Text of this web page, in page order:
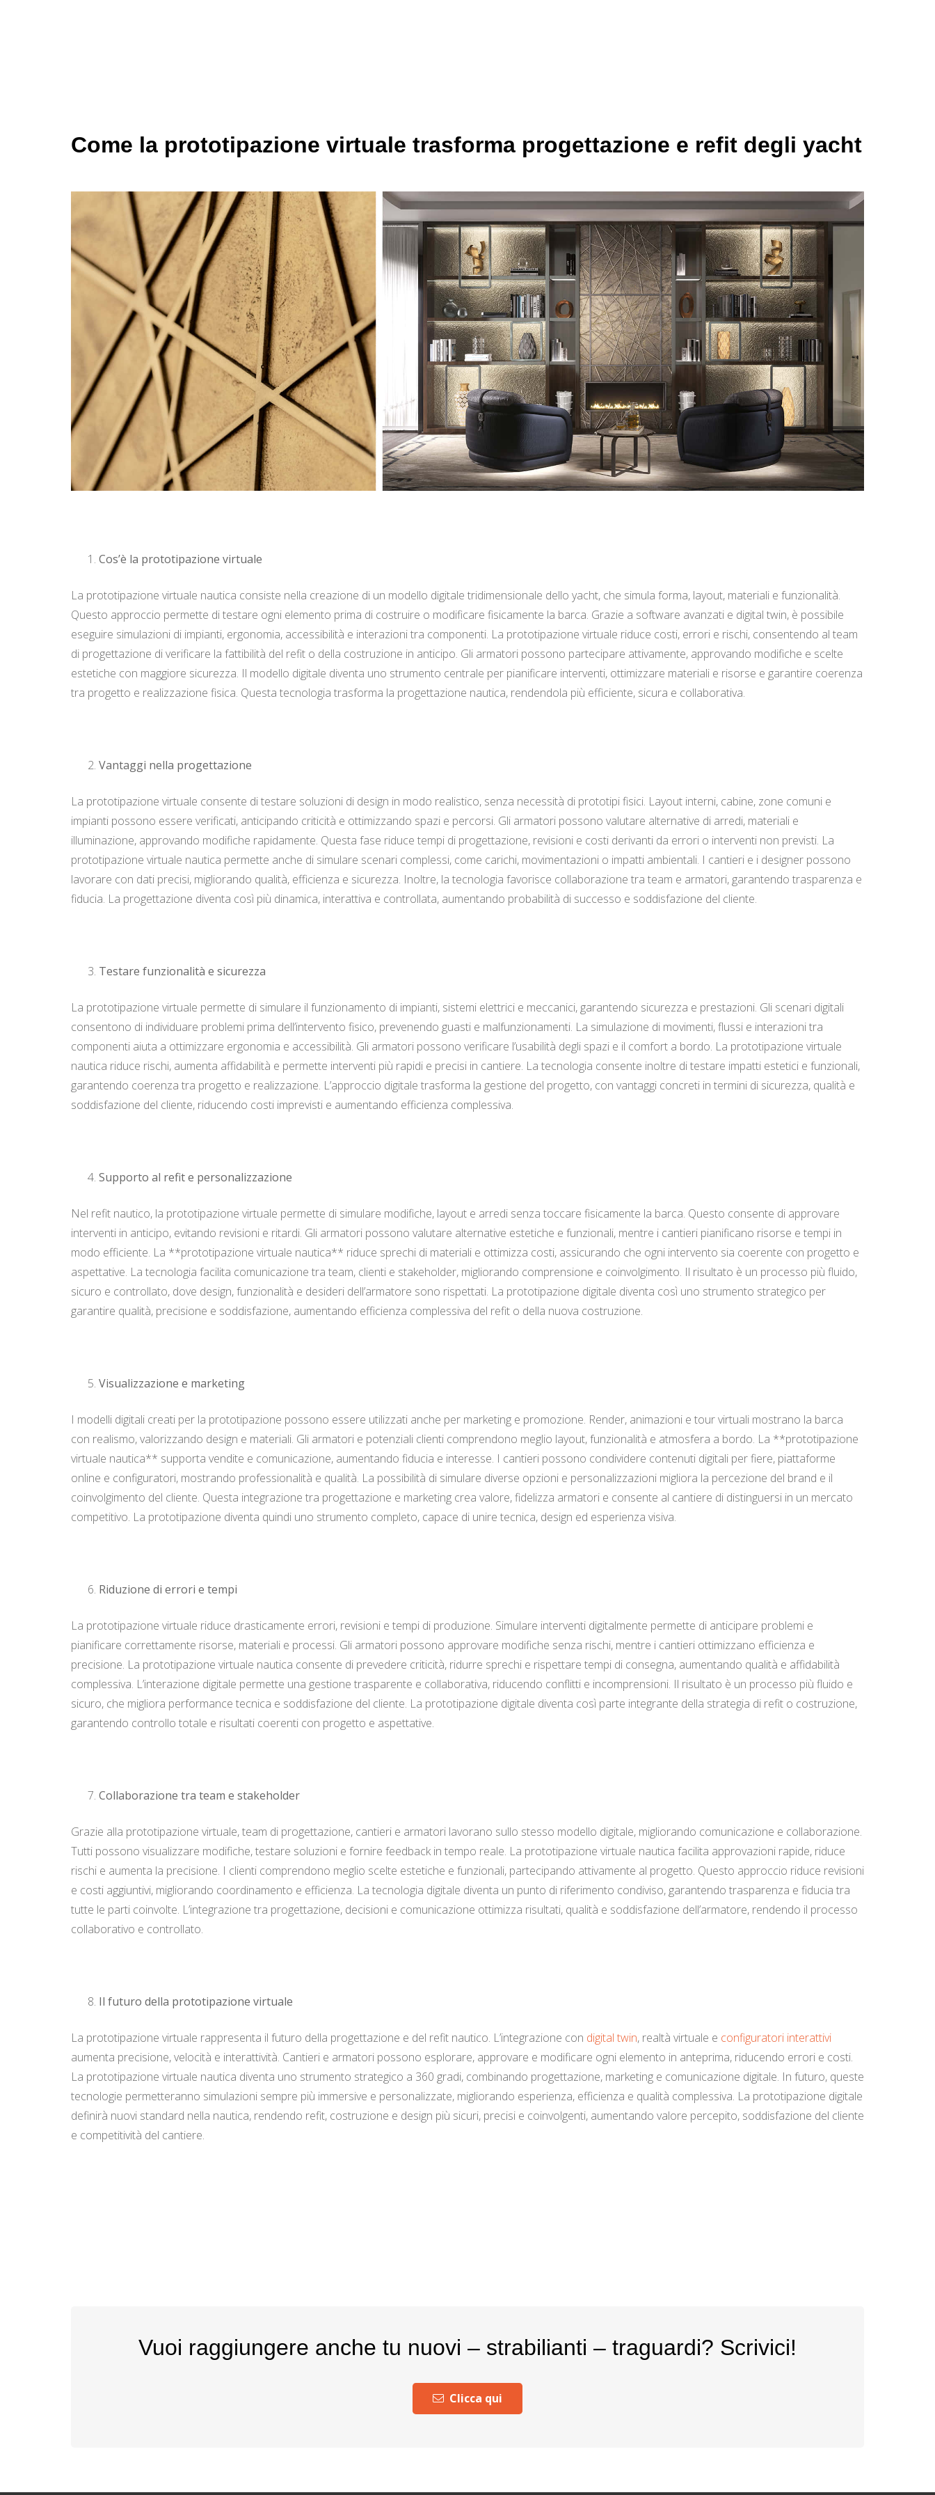
Come la prototipazione virtuale trasforma progettazione e refit degli yacht
Cos’è la prototipazione virtuale
La prototipazione virtuale nautica consiste nella creazione di un modello digitale tridimensionale dello yacht, che simula forma, layout, materiali e funzionalità.
Questo approccio permette di testare ogni elemento prima di costruire o modificare fisicamente la barca. Grazie a software avanzati e digital twin, è possibile
eseguire simulazioni di impianti, ergonomia, accessibilità e interazioni tra componenti. La prototipazione virtuale riduce costi, errori e rischi, consentendo al team
di progettazione di verificare la fattibilità del refit o della costruzione in anticipo. Gli armatori possono partecipare attivamente, approvando modifiche e scelte
estetiche con maggiore sicurezza. Il modello digitale diventa uno strumento centrale per pianificare interventi, ottimizzare materiali e risorse e garantire coerenza
tra progetto e realizzazione fisica. Questa tecnologia trasforma la progettazione nautica, rendendola più efficiente, sicura e collaborativa.
Vantaggi nella progettazione
La prototipazione virtuale consente di testare soluzioni di design in modo realistico, senza necessità di prototipi fisici. Layout interni, cabine, zone comuni e
impianti possono essere verificati, anticipando criticità e ottimizzando spazi e percorsi. Gli armatori possono valutare alternative di arredi, materiali e
illuminazione, approvando modifiche rapidamente. Questa fase riduce tempi di progettazione, revisioni e costi derivanti da errori o interventi non previsti. La
prototipazione virtuale nautica permette anche di simulare scenari complessi, come carichi, movimentazioni o impatti ambientali. I cantieri e i designer possono
lavorare con dati precisi, migliorando qualità, efficienza e sicurezza. Inoltre, la tecnologia favorisce collaborazione tra team e armatori, garantendo trasparenza e
fiducia. La progettazione diventa così più dinamica, interattiva e controllata, aumentando probabilità di successo e soddisfazione del cliente.
Testare funzionalità e sicurezza
La prototipazione virtuale permette di simulare il funzionamento di impianti, sistemi elettrici e meccanici, garantendo sicurezza e prestazioni. Gli scenari digitali
consentono di individuare problemi prima dell’intervento fisico, prevenendo guasti e malfunzionamenti. La simulazione di movimenti, flussi e interazioni tra
componenti aiuta a ottimizzare ergonomia e accessibilità. Gli armatori possono verificare l’usabilità degli spazi e il comfort a bordo. La prototipazione virtuale
nautica riduce rischi, aumenta affidabilità e permette interventi più rapidi e precisi in cantiere. La tecnologia consente inoltre di testare impatti estetici e funzionali,
garantendo coerenza tra progetto e realizzazione. L’approccio digitale trasforma la gestione del progetto, con vantaggi concreti in termini di sicurezza, qualità e
soddisfazione del cliente, riducendo costi imprevisti e aumentando efficienza complessiva.
Supporto al refit e personalizzazione
Nel refit nautico, la prototipazione virtuale permette di simulare modifiche, layout e arredi senza toccare fisicamente la barca. Questo consente di approvare
interventi in anticipo, evitando revisioni e ritardi. Gli armatori possono valutare alternative estetiche e funzionali, mentre i cantieri pianificano risorse e tempi in
modo efficiente. La **prototipazione virtuale nautica** riduce sprechi di materiali e ottimizza costi, assicurando che ogni intervento sia coerente con progetto e
aspettative. La tecnologia facilita comunicazione tra team, clienti e stakeholder, migliorando comprensione e coinvolgimento. Il risultato è un processo più fluido,
sicuro e controllato, dove design, funzionalità e desideri dell’armatore sono rispettati. La prototipazione digitale diventa così uno strumento strategico per
garantire qualità, precisione e soddisfazione, aumentando efficienza complessiva del refit o della nuova costruzione.
Visualizzazione e marketing
I modelli digitali creati per la prototipazione possono essere utilizzati anche per marketing e promozione. Render, animazioni e tour virtuali mostrano la barca
con realismo, valorizzando design e materiali. Gli armatori e potenziali clienti comprendono meglio layout, funzionalità e atmosfera a bordo. La **prototipazione
virtuale nautica** supporta vendite e comunicazione, aumentando fiducia e interesse. I cantieri possono condividere contenuti digitali per fiere, piattaforme
online e configuratori, mostrando professionalità e qualità. La possibilità di simulare diverse opzioni e personalizzazioni migliora la percezione del brand e il
coinvolgimento del cliente. Questa integrazione tra progettazione e marketing crea valore, fidelizza armatori e consente al cantiere di distinguersi in un mercato
competitivo. La prototipazione diventa quindi uno strumento completo, capace di unire tecnica, design ed esperienza visiva.
Riduzione di errori e tempi
La prototipazione virtuale riduce drasticamente errori, revisioni e tempi di produzione. Simulare interventi digitalmente permette di anticipare problemi e
pianificare correttamente risorse, materiali e processi. Gli armatori possono approvare modifiche senza rischi, mentre i cantieri ottimizzano efficienza e
precisione. La prototipazione virtuale nautica consente di prevedere criticità, ridurre sprechi e rispettare tempi di consegna, aumentando qualità e affidabilità
complessiva. L’interazione digitale permette una gestione trasparente e collaborativa, riducendo conflitti e incomprensioni. Il risultato è un processo più fluido e
sicuro, che migliora performance tecnica e soddisfazione del cliente. La prototipazione digitale diventa così parte integrante della strategia di refit o costruzione,
garantendo controllo totale e risultati coerenti con progetto e aspettative.
Collaborazione tra team e stakeholder
Grazie alla prototipazione virtuale, team di progettazione, cantieri e armatori lavorano sullo stesso modello digitale, migliorando comunicazione e collaborazione.
Tutti possono visualizzare modifiche, testare soluzioni e fornire feedback in tempo reale. La prototipazione virtuale nautica facilita approvazioni rapide, riduce
rischi e aumenta la precisione. I clienti comprendono meglio scelte estetiche e funzionali, partecipando attivamente al progetto. Questo approccio riduce revisioni
e costi aggiuntivi, migliorando coordinamento e efficienza. La tecnologia digitale diventa un punto di riferimento condiviso, garantendo trasparenza e fiducia tra
tutte le parti coinvolte. L’integrazione tra progettazione, decisioni e comunicazione ottimizza risultati, qualità e soddisfazione dell’armatore, rendendo il processo
collaborativo e controllato.
Il futuro della prototipazione virtuale
La prototipazione virtuale rappresenta il futuro della progettazione e del refit nautico. L’integrazione con digital twin, realtà virtuale e configuratori interattivi
aumenta precisione, velocità e interattività. Cantieri e armatori possono esplorare, approvare e modificare ogni elemento in anteprima, riducendo errori e costi.
La prototipazione virtuale nautica diventa uno strumento strategico a 360 gradi, combinando progettazione, marketing e comunicazione digitale. In futuro, queste
tecnologie permetteranno simulazioni sempre più immersive e personalizzate, migliorando esperienza, efficienza e qualità complessiva. La prototipazione digitale
definirà nuovi standard nella nautica, rendendo refit, costruzione e design più sicuri, precisi e coinvolgenti, aumentando valore percepito, soddisfazione del cliente
e competitività del cantiere.
Vuoi raggiungere anche tu nuovi – strabilianti – traguardi? Scrivici!
Clicca qui